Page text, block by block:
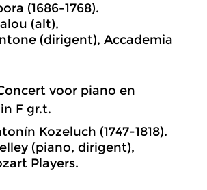
(1686-1768).
(alt),
(dirigent), Accademia
voor piano en
F gr.t.
Kozeluch (1747-1818).
(piano, dirigent),
Players.